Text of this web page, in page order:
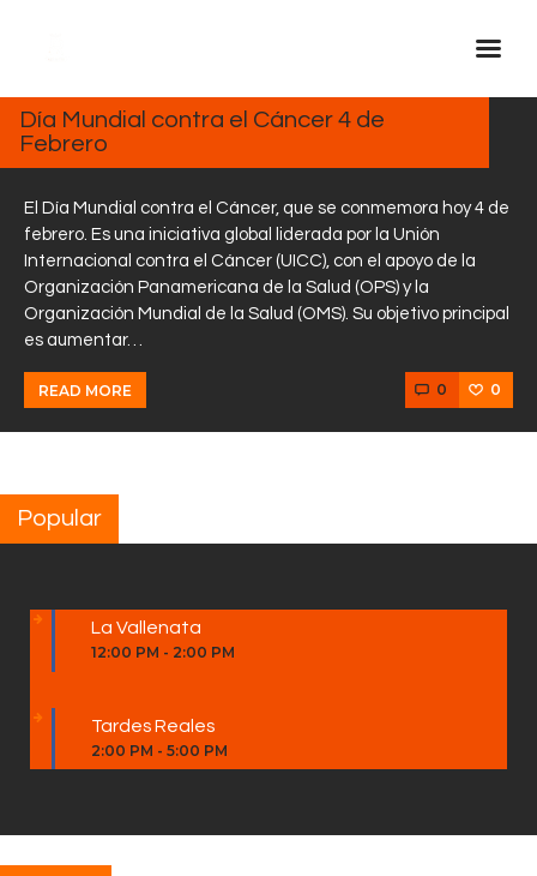
Inicio Real FM
En Vivo
Descarga La APP
Programas
Noticias
Equipo
Sobre Nosotros
4, 2025
Día Mundial contra el Cáncer 4 de
Febrero
El Día Mundial contra el Cáncer, que se conmemora hoy 4 de
febrero. Es una iniciativa global liderada por la Unión
Internacional contra el Cáncer (UICC), con el apoyo de la
Organización Panamericana de la Salud (OPS) y la
Organización Mundial de la Salud (OMS). Su objetivo principal
es aumentar…
READ MORE 0 0
Popular
La Vallenata
12:00 PM - 2:00 PM
Tardes Reales
2:00 PM - 5:00 PM